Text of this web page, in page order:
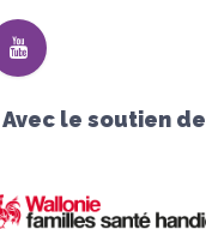
Avec le soutien de